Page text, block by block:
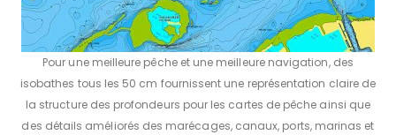
Pour une meilleure pêche et une meilleure navigation, des
isobathes tous les 50 cm fournissent une représentation claire de
la structure des profondeurs pour les cartes de pêche ainsi que
des détails améliorés des marécages, canaux, ports, marinas et